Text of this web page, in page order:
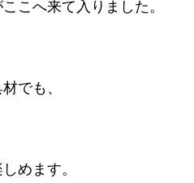
ここへ来て入りました。
でも、
めます。